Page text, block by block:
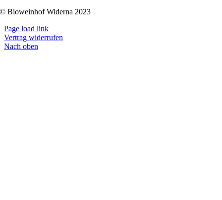
© Bioweinhof Widerna 2023
Page load link
Vertrag widerrufen
Nach oben